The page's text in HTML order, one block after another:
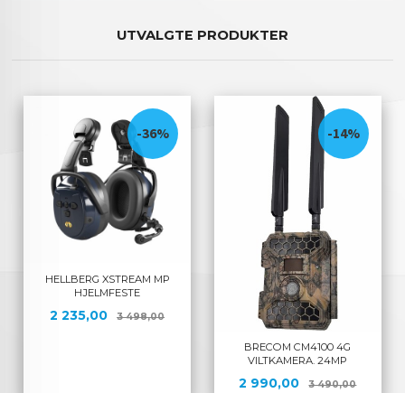
UTVALGTE PRODUKTER
HELLBERG XSTREAM MP
HJELMFESTE
Tilbud
2 235,00 3 498,00Rabatt
-36%
BRECOM CM4100 4G
VILTKAMERA. 24MP
Tilbud
2 990,00 3 490,00Rabatt
-14%